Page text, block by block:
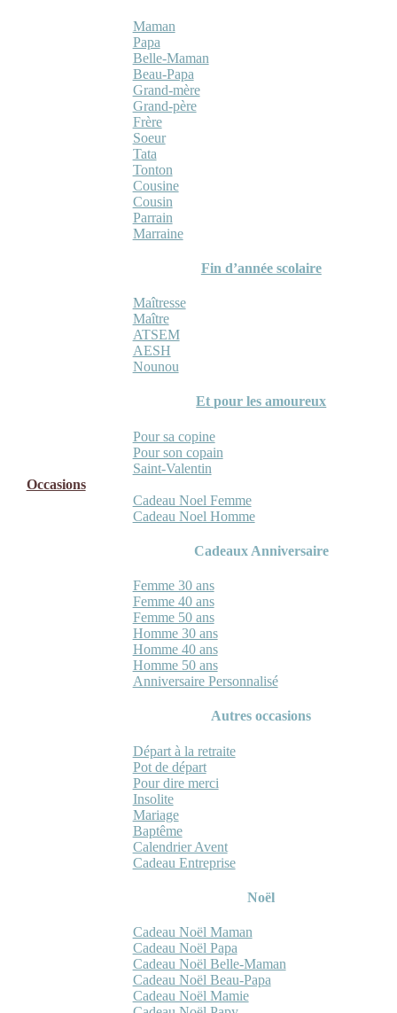
Maman
Papa
Belle-Maman
Beau-Papa
Grand-mère
Grand-père
Frère
Soeur
Tata
Tonton
Cousine
Cousin
Parrain
Marraine
Fin d’année scolaire
Maîtresse
Maître
ATSEM
AESH
Nounou
Et pour les amoureux
Pour sa copine
Pour son copain
Saint-Valentin
Occasions
Cadeau Noel Femme
Cadeau Noel Homme
Cadeaux Anniversaire
Femme 30 ans
Femme 40 ans
Femme 50 ans
Homme 30 ans
Homme 40 ans
Homme 50 ans
Anniversaire Personnalisé
Autres occasions
Départ à la retraite
Pot de départ
Pour dire merci
Insolite
Mariage
Baptême
Calendrier Avent
Cadeau Entreprise
Noël
Cadeau Noël Maman
Cadeau Noël Papa
Cadeau Noël Belle-Maman
Cadeau Noël Beau-Papa
Cadeau Noël Mamie